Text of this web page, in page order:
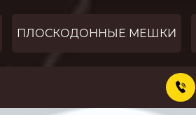
ПЛОСКОДОННЫЕ МЕШКИ
